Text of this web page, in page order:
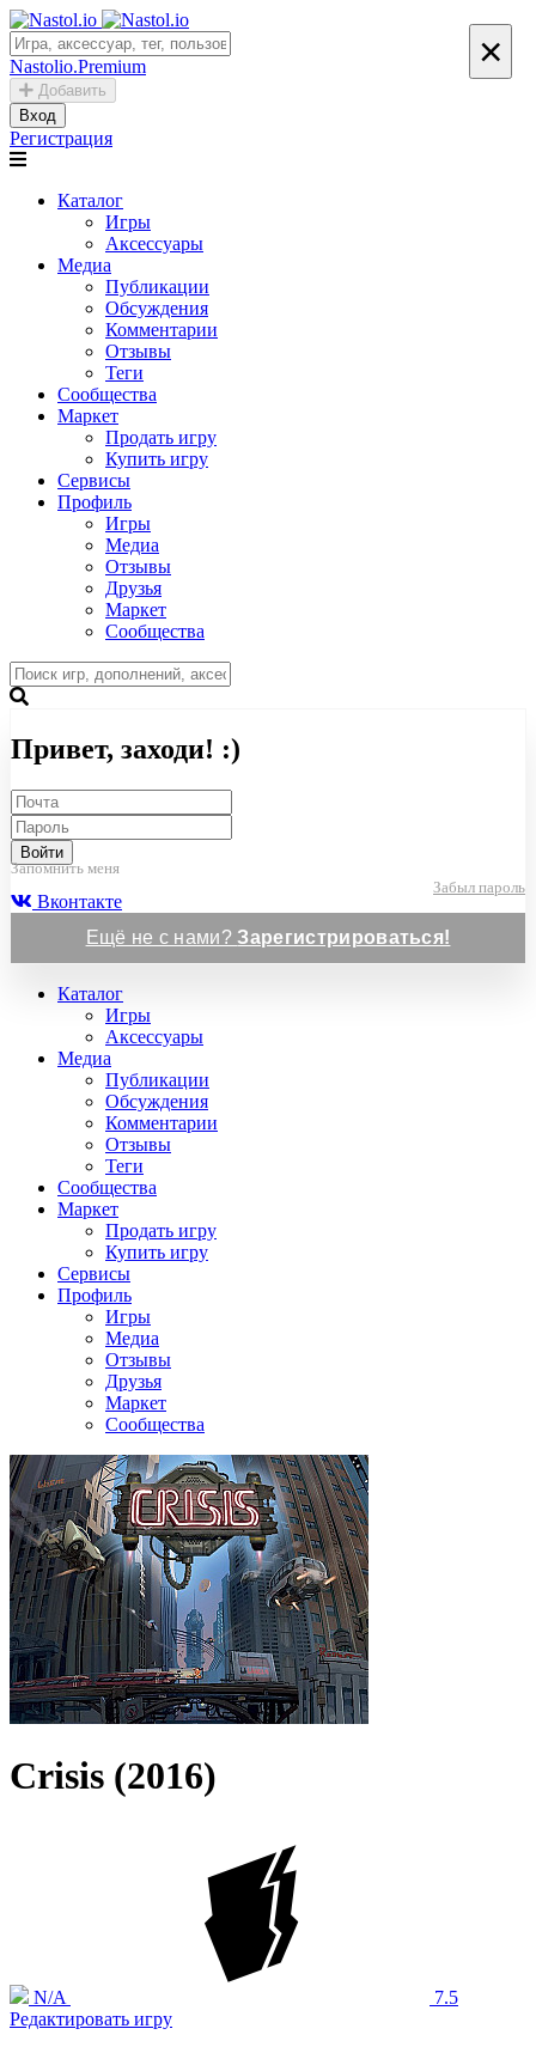
Nastolio.Premium
Добавить
Вход
Регистрация
Каталог
Игры
Аксессуары
Медиа
Публикации
Обсуждения
Комментарии
Отзывы
Теги
Сообщества
Маркет
Продать игру
Купить игру
Сервисы
Профиль
Игры
Медиа
Отзывы
Друзья
Маркет
Сообщества
×
Привет, заходи! :)
Войти
Запомнить меня
Забыл пароль
Вконтакте
Ещё не с нами?Зарегистрироваться!
Каталог
Игры
Аксессуары
Медиа
Публикации
Обсуждения
Комментарии
Отзывы
Теги
Сообщества
Маркет
Продать игру
Купить игру
Сервисы
Профиль
Игры
Медиа
Отзывы
Друзья
Маркет
Сообщества
Crisis (2016)
N/A
7.5
Редактировать игру